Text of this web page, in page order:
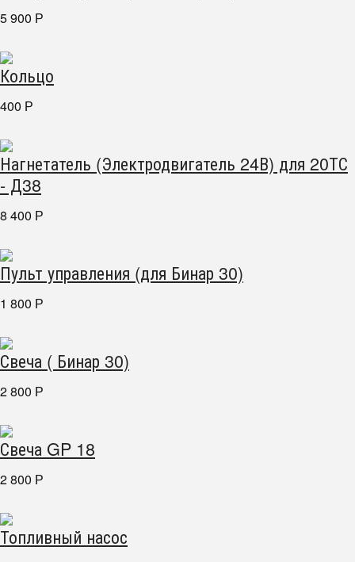
5 900 Р
Кольцо
400 Р
Нагнетатель (Электродвигатель 24В) для 20ТС
- Д38
8 400 Р
Пульт управления (для Бинар 30)
1 800 Р
Свеча ( Бинар 30)
2 800 Р
Свеча GP 18
2 800 Р
Топливный насос